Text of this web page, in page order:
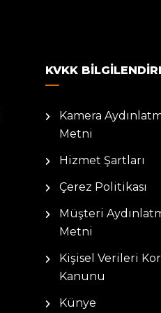
KVKK
Kamera
Metni
Hizmet Şartları
Çerez Politikası
Müşteri
Metni
Kişisel Verileri
Kanunu
Künye